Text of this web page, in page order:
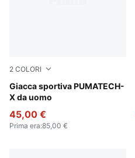
2 COLORI
Giacca sportiva PUMATECH-
X da uomo
Puma Black
45,00 €
Prima era:85,00 €